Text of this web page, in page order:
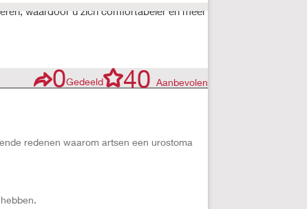
waardoor u zich comfortabeler en meer
0Gedeeld 40 Aanbevolen
redenen waarom artsen een urostoma